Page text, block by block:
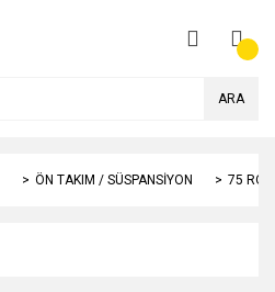
ARA
ÖN TAKIM / SÜSPANSİYON 75 ROT